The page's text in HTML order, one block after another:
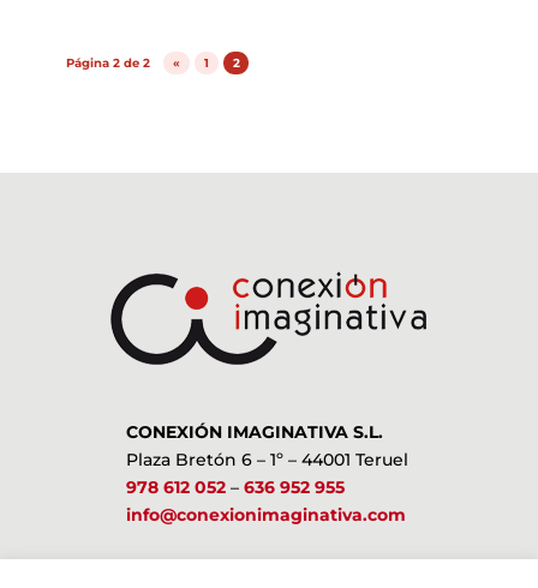
Página 2 de 2 « 1 2
CONEXIÓN IMAGINATIVA S.L.
Plaza Bretón 6 – 1º – 44001 Teruel
978 612 052– 636 952 955
info@conexionimaginativa.com